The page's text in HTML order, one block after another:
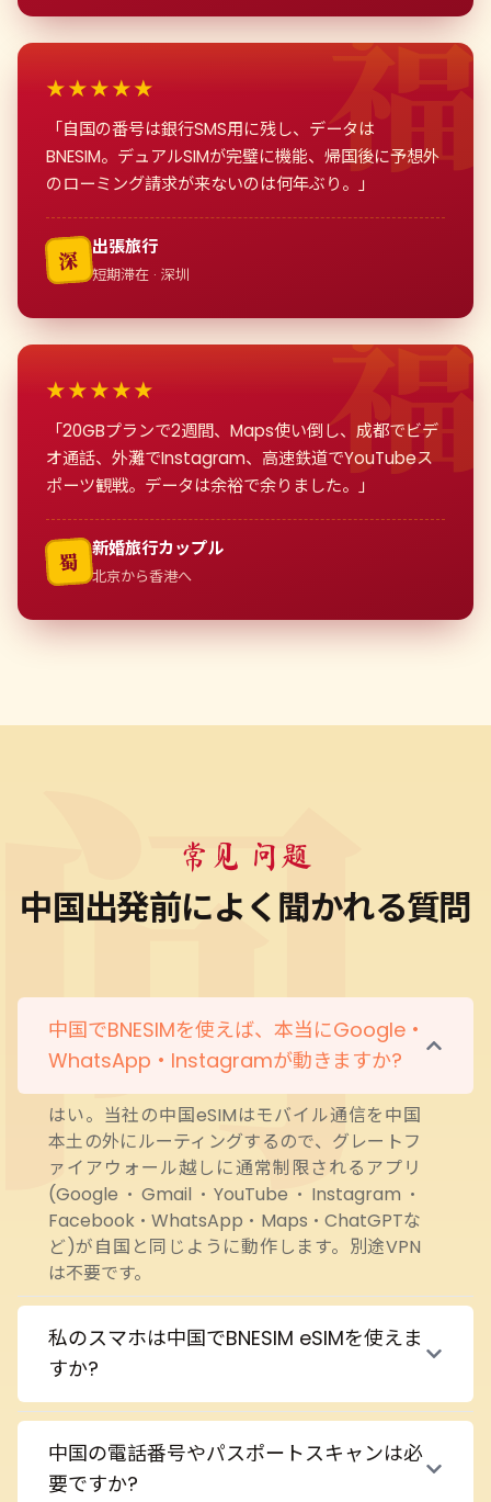
★★★★★
「自国の番号は銀行SMS用に残し、データは
BNESIM。デュアルSIMが完璧に機能、帰国後に予想外
のローミング請求が来ないのは何年ぶり。」
深 出張旅行
短期滞在 · 深圳
★★★★★
「20GBプランで2週間、Maps使い倒し、成都でビデ
オ通話、外灘でInstagram、高速鉄道でYouTubeス
ポーツ観戦。データは余裕で余りました。」
蜀 新婚旅行カップル
北京から香港へ
常见 问题
中国出発前によく聞かれる質問
中国でBNESIMを使えば、本当にGoogle・
WhatsApp・Instagramが動きますか?
はい。当社の中国eSIMはモバイル通信を中国
本土の外にルーティングするので、グレートフ
ァイアウォール越しに通常制限されるアプリ
(Google・Gmail・YouTube・Instagram・
Facebook・WhatsApp・Maps・ChatGPTな
ど)が自国と同じように動作します。別途VPN
は不要です。
私のスマホは中国でBNESIM eSIMを使えま
すか?
中国の電話番号やパスポートスキャンは必
要ですか?